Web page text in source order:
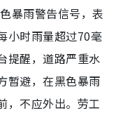
暴雨警告信号，表
小时雨量超过70毫
提醒，道路严重水
暂避，在黑色暴雨
，不应外出。劳工